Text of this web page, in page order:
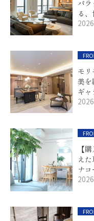
パ
る
モ
美
ギャ
【
え
ナコ